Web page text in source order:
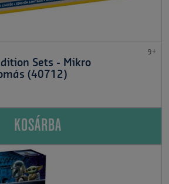
9+
Sets - Mikro
(40712)
KOSÁRBA